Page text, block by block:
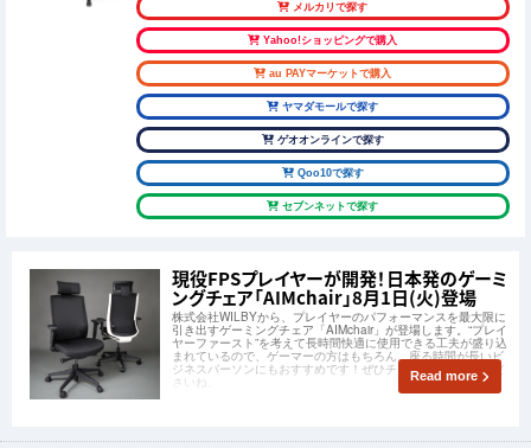
メルカリで探す
Yahoo!ショッピングで購入
au PAYマーケットで購入
ヤマダモールで探す
ゲオオンラインで探す
Qoo10で探す
セブンネットで探す
現役FPSプレイヤーが開発！日本発のゲーミ
ングチェア「AIMchair」8月1日(火)登場
株式会社WILBYから、プレイヤーのパフォーマンスを最大限に
引き出すゲーミングチェア「AIMchair」が登場します。“プレイ
ヤーファースト”を考えて長時間快適に使用できる工夫が盛り込
まれているので、ゲーマーの方はもちろん、座る時間が長いビ
ジネスパーソンにもおすすめです！ぜひチェックしてみてくだ
さいね。 Read more